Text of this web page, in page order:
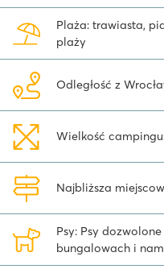
centrum miasteczka, można
Warto wybrać się na
takich jak Wyspa Barbana, z
sanktuarium czy do
Triestu odkryjcie także
jednodniową wycieczkę do
camping niedaleko Grado we
godziny od Słowenii i
jednodniowa wycieczka do
Zakwaterowania na
Wszystkie nasze
pieszych. Samochody muszą
camping. Dzięki temu, dzieci
zakwaterowaniu.
Plaża: trawiasta,
plaży
Odległość z
Wielkość
Najbliższa
Psy: Psy
bungalowach i